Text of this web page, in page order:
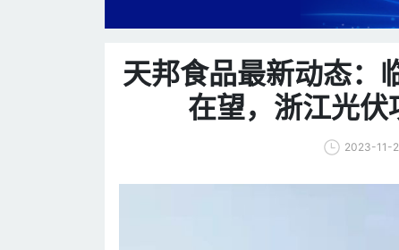
天邦食品最新动态：
在望，浙江光
2023-11-